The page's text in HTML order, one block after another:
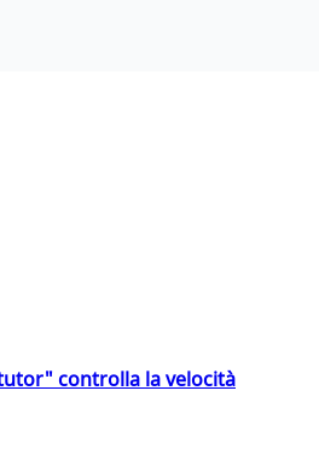
controlla la velocità